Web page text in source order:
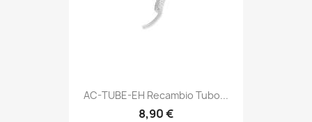
AC-TUBE-EH Recambio Tubo...
8,90 €